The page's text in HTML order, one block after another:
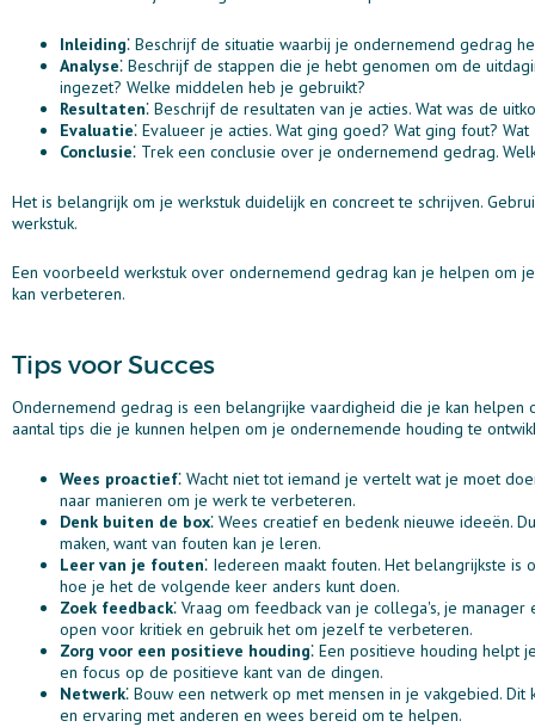
Inleiding⁚ Beschrijf de situatie waarbij je ondernemend gedrag
Analyse⁚ Beschrijf de stappen die je hebt genomen om de
ingezet? Welke middelen heb je gebruikt?
Resultaten⁚ Beschrijf de resultaten van je acties. Wat was de
Evaluatie⁚ Evalueer je acties. Wat ging goed? Wat ging fout?
Conclusie⁚ Trek een conclusie over je ondernemend gedrag.
Het is belangrijk om je werkstuk duidelijk en concreet te schrijven.
werkstuk.
Een voorbeeld werkstuk over ondernemend gedrag kan je helpen om
kan verbeteren.
Tips voor Succes
Ondernemend gedrag is een belangrijke vaardigheid die je kan
aantal tips die je kunnen helpen om je ondernemende houding te
Wees proactief⁚ Wacht niet tot iemand je vertelt wat je moet
naar manieren om je werk te verbeteren.
Denk buiten de box⁚ Wees creatief en bedenk nieuwe ideeën.
maken, want van fouten kan je leren.
Leer van je fouten⁚ Iedereen maakt fouten. Het belangrijkste
hoe je het de volgende keer anders kunt doen.
Zoek feedback⁚ Vraag om feedback van je collega's, je
open voor kritiek en gebruik het om jezelf te verbeteren.
Zorg voor een positieve houding⁚ Een positieve houding helpt
en focus op de positieve kant van de dingen.
Netwerk⁚ Bouw een netwerk op met mensen in je vakgebied.
en ervaring met anderen en wees bereid om te helpen.